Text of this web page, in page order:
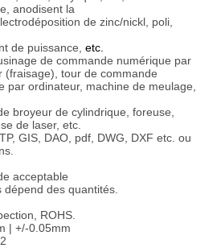
anodisent la
de zinc/nickl, poli,
de puissance, etc.
de commande numérique par
(fraisage), tour de commande
par ordinateur, machine de meulage,
broyeur de cylindrique, foreuse,
de laser, etc.
GIS, DAO, pdf, DWG, DXF etc. ou
acceptable
dépend des quantités.
ROHS.
| +/-0.05mm